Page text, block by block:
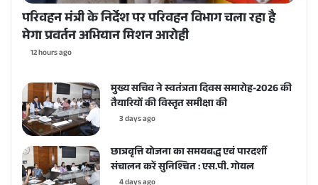
परिवहन मंत्री के निर्देश पर परिवहन विभाग चला रहा है
मेगा प्रवर्तन अभियान मिशन आरोही
12 hours ago
मुख्य सचिव ने स्वतंत्रता दिवस समारोह-2026 की
तैयारियों की विस्तृत समीक्षा की
3 days ago
छात्रवृत्ति योजना का समयबद्ध एवं पारदर्शी
संचालन करें सुनिश्चित : एस.पी. गोयल